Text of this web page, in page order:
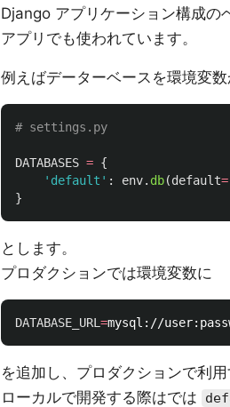
Django アプリケーション構成の
アプリでも使われています。
例えばデーターベースを環境変数
DATABASES = {
' default ' : env. db(default=
}
とします。
プロダクションでは環境変数に
DATABASE_URL =
を追加し、プロダクションで利
ローカルで開発する際はでは